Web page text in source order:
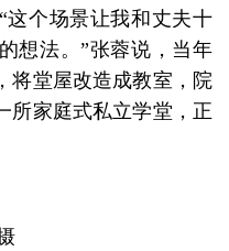
这个场景让我和丈夫十
想法。”张蓉说，当年
将堂屋改造成教室，院
所家庭式私立学堂，正